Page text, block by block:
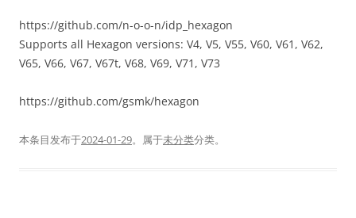
https://github.com/n-o-o-n/idp_hexagon
Supports all Hexagon versions: V4, V5, V55, V60, V61, V62,
V65, V66, V67, V67t, V68, V69, V71, V73
https://github.com/gsmk/hexagon
本条目发布于2024-01-29。属于未分类分类。